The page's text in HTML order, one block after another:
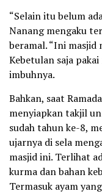
“Selain itu belum
Nanang mengaku
beramal. “Ini masjid
Kebetulan saja
imbuhnya.
Bahkan, saat
menyiapkan takjil
sudah tahun ke-8,
ujarnya di sela
masjid ini. Terlihat
kurma dan bahan
Termasuk ayam